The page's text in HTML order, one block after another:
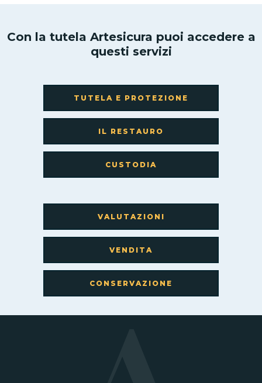
Con la tutela Artesicura puoi accedere a
questi servizi
TUTELA E PROTEZIONE
IL RESTAURO
CUSTODIA
VALUTAZIONI
VENDITA
CONSERVAZIONE